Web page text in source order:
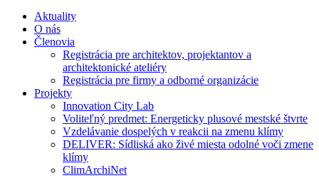
Aktuality
O nás
Členovia
Registrácia pre architektov, projektantov a
architektonické ateliéry
Registrácia pre firmy a odborné organizácie
Projekty
Innovation City Lab
Voliteľný predmet: Energeticky plusové mestské štvrte
Vzdelávanie dospelých v reakcii na zmenu klímy
DELIVER: Sídliská ako živé miesta odolné voči zmene
klímy
ClimArchiNet